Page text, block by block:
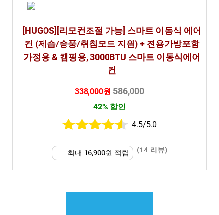
[HUGOS][리모컨조절 가능] 스마트 이동식 에어
컨 (제습/송풍/취침모드 지원) + 전용가방포함
가정용 & 캠핑용, 3000BTU 스마트 이동식에어
컨
338,000원 586,000
42% 할인
4.5/5.0
최대 16,900원 적립 (14 리뷰)